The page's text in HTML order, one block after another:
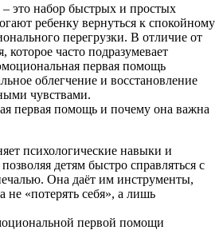
это набор быстрых и простых
ребенку вернуться к спокойному
перегрузки. В отличие от
которое часто подразумевает
первая помощь
облегчение и восстановление
чувствами.
первая помощь и почему она важна
психологические навыки и
детям быстро справляться с
Она даёт им инструменты,
не «потерять себя», а лишь
первой помощи